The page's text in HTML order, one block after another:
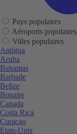
Pays populaires
Aéroports populaires
Villes populaires
Antigua
Aruba
Bahamas
Barbade
Belize
Bonaire
Canada
Costa Rica
Curaçao
Etats-Unis